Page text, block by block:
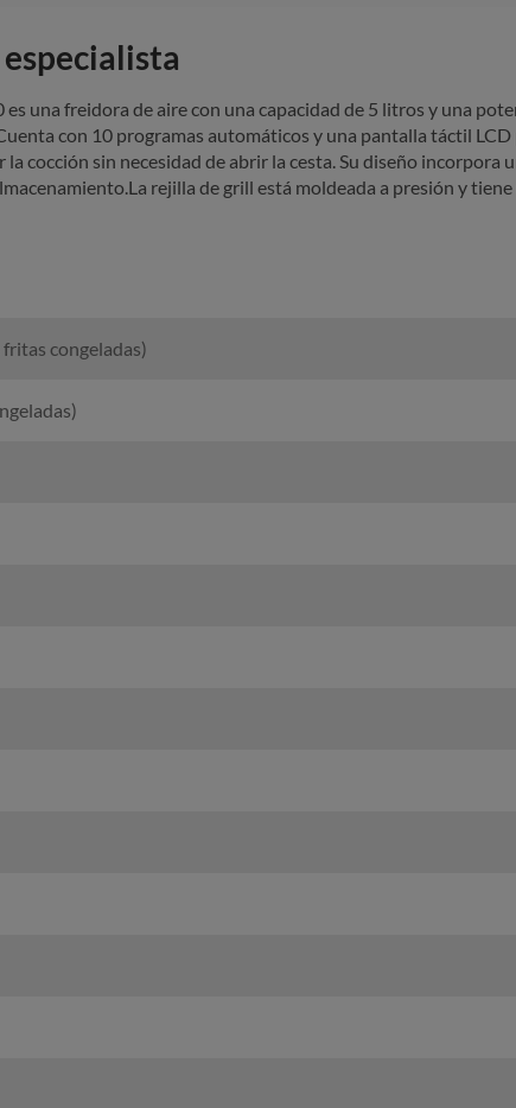
una freidora de aire con una capacidad de 5 litros y una
con 10 programas automáticos y una pantalla táctil
cocción sin necesidad de abrir la cesta. Su diseño incorpora
rejilla de grill está moldeada a presión y
congeladas)